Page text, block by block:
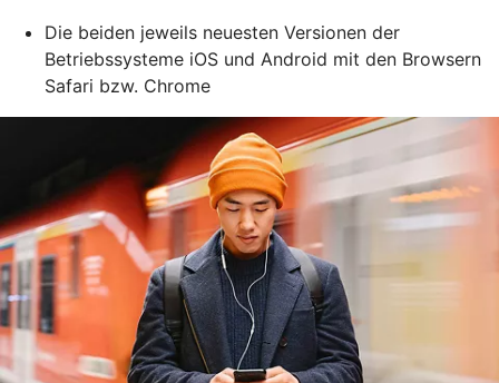
Die beiden jeweils neuesten Versionen der
Betriebssysteme iOS und Android mit den Browsern
Safari bzw. Chrome